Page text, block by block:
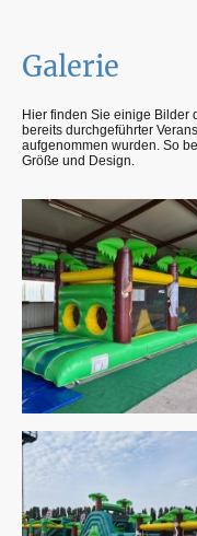
Galerie
Hier finden Sie einige Bilder
bereits durchgeführter
aufgenommen wurden. So
Größe und Design.